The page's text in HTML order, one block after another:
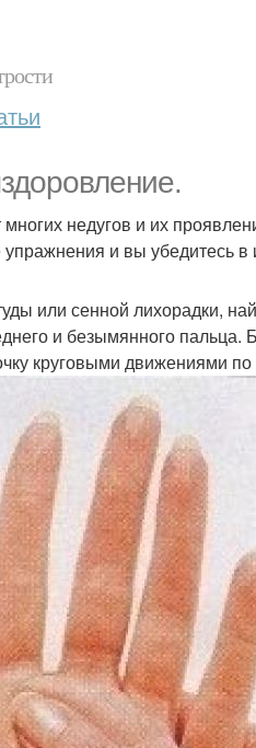
недугов и их
и вы убедитесь в
или сенной лихорадки,
и безымянного пальца.
круговыми движениями по